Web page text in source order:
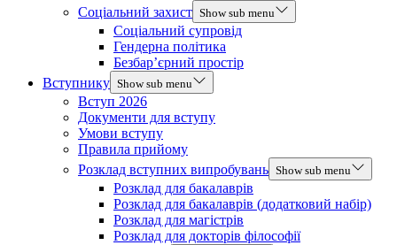
Соціальний захист Show sub menu
Соціальний супровід
Гендерна політика
Безбар’єрний простір
Вступнику Show sub menu
Вступ 2026
Документи для вступу
Умови вступу
Правила прийому
Розклад вступних випробувань Show sub menu
Розклад для бакалаврів
Розклад для бакалаврів (додатковий набір)
Розклад для магістрів
Розклад для докторів філософії